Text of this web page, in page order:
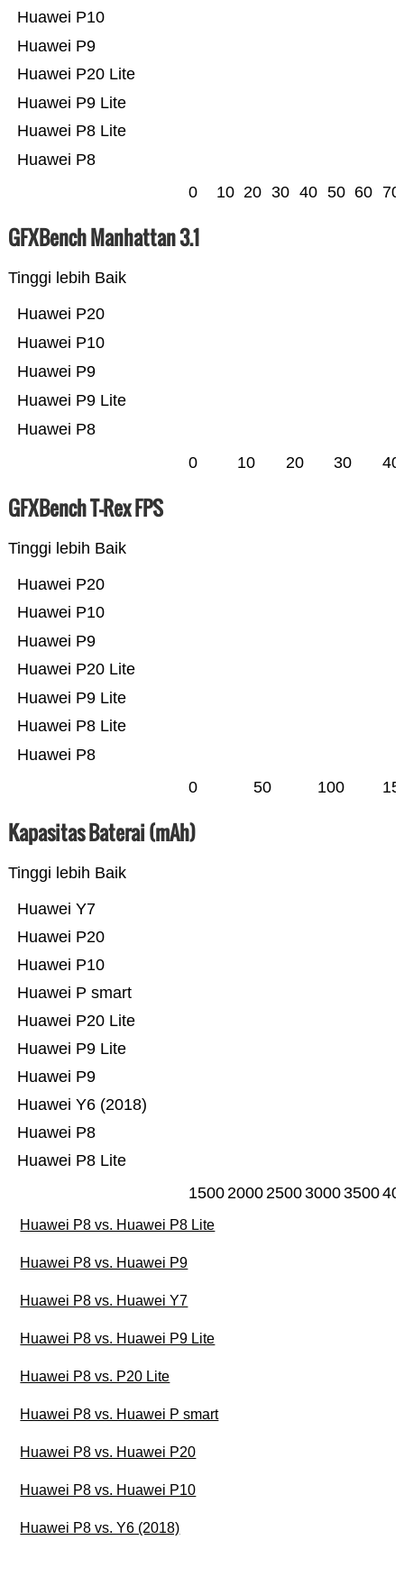
Huawei P8
Huawei P8 Lite
Huawei P9 Lite
Huawei P20 Lite
Huawei P9
Huawei P10
0 10 20 30 40 50 60 70
GFXBench Manhattan 3.1
Tinggi lebih Baik
Huawei P8
Huawei P9 Lite
Huawei P9
Huawei P10
Huawei P20
0 10 20 30 40
GFXBench T-Rex FPS
Tinggi lebih Baik
Huawei P8
Huawei P8 Lite
Huawei P9 Lite
Huawei P20 Lite
Huawei P9
Huawei P10
Huawei P20
0 50 100
Kapasitas Baterai (mAh)
Tinggi lebih Baik
Huawei P8 Lite
Huawei P8
Huawei Y6 (2018)
Huawei P9
Huawei P9 Lite
Huawei P20 Lite
Huawei P smart
Huawei P10
Huawei P20
Huawei Y7
15002000250030003500
Huawei P8 vs. Huawei P8 Lite
Huawei P8 vs. Huawei P9
Huawei P8 vs. Huawei Y7
Huawei P8 vs. Huawei P9 Lite
Huawei P8 vs. P20 Lite
Huawei P8 vs. Huawei P smart
Huawei P8 vs. Huawei P20
Huawei P8 vs. Huawei P10
Huawei P8 vs. Y6 (2018)